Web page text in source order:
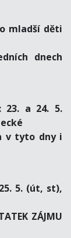
mladší děti
dnech
23. a 24. 5.
v tyto dny i
5. (út, st),
ZÁJMU